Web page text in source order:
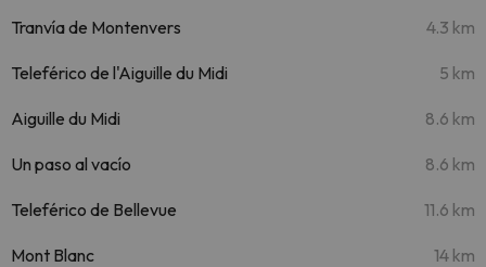
Tranvía de Montenvers 4.3 km
Teleférico de l'Aiguille du Midi 5 km
Aiguille du Midi 8.6 km
Un paso al vacío 8.6 km
Teleférico de Bellevue 11.6 km
Mont Blanc 14 km